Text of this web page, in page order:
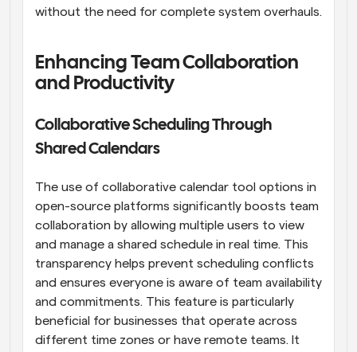
without the need for complete system overhauls.
Enhancing Team Collaboration
and Productivity
Collaborative Scheduling Through
Shared Calendars
The use of collaborative calendar tool options in
open-source platforms significantly boosts team
collaboration by allowing multiple users to view
and manage a shared schedule in real time. This
transparency helps prevent scheduling conflicts
and ensures everyone is aware of team availability
and commitments. This feature is particularly
beneficial for businesses that operate across
different time zones or have remote teams. It